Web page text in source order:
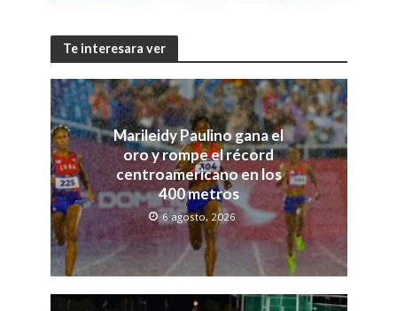
Te interesara ver
Marileidy Paulino gana el
oro y rompe el récord
centroamericano en los
400 metros
6 agosto, 2026